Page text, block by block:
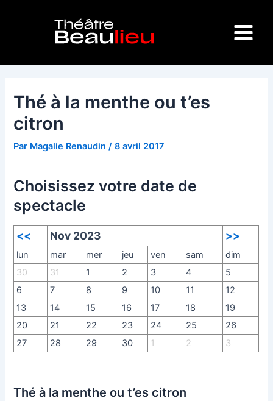
Menu
Thé à la menthe ou t’es
citron
Par Magalie Renaudin/8 avril 2017
Choisissez votre date de
spectacle
<< Nov 2023 >>
lun mar mer jeu ven sam
dim
30
31 1 2 3 4
5
6
7 8 9 10 11
12
13
14 15 16 17 18
19
20
21 22 23 24 25
26
27
28 29 30 1 2 3
Thé à la menthe ou t’es citron